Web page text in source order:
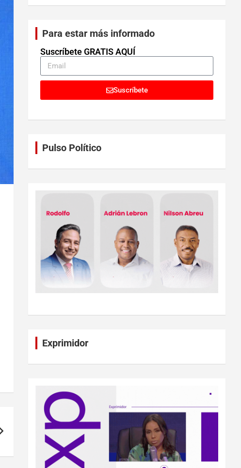
Para estar más informado
Suscríbete GRATIS AQUÍ
Suscríbete
Pulso Político
Exprimidor